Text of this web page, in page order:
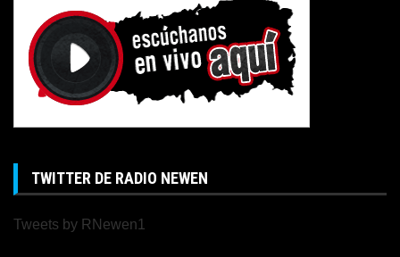
TWITTER DE RADIO NEWEN
Tweets by RNewen1